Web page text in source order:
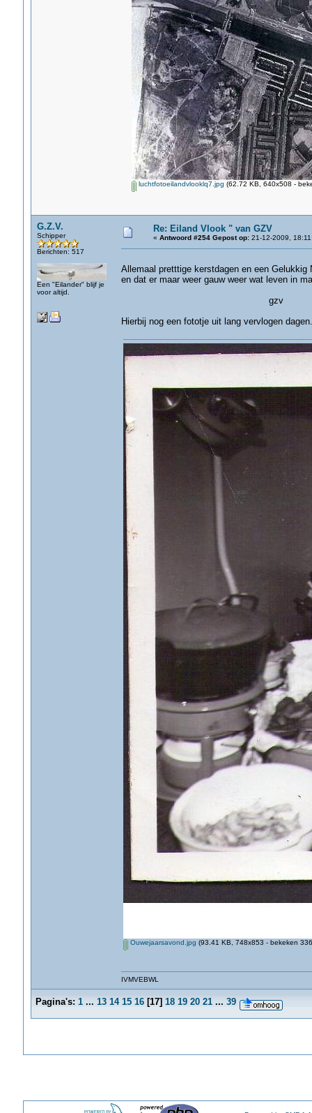
luchtfotoeilandvlooklq7.jpg (62.72 KB, 640x508 -
G.Z.V.
Schipper
Berichten: 517
Een "Eilander" blijf je
voor altijd.
Re: Eiland Vlook " van GZV
« Antwoord #254 Gepost op:21-12-2009,
Allemaal pretttige kerstdagen en een Gelukkig
en dat er maar weer gauw weer wat leven in
gzv
Hierbij nog een fototje uit lang vervlogen
Ouwejaarsavond.jpg (93.41 KB, 748x853 - bekeken
IVMVEBWL
Pagina's: 1 ... 13 14 15 16[17] 18 19 20 21 ... 39